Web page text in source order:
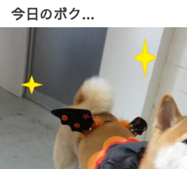
今日のボク…